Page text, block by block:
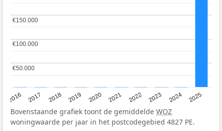
2016 2017 2018 2019 2020 2021 2022 2023 2024 2025
€50.000
€50.000
€100.000
€100.000
€150.000
€150.000
Bovenstaande grafiek toont de gemiddelde WOZ
woningwaarde per jaar in het postcodegebied 4827 PE.